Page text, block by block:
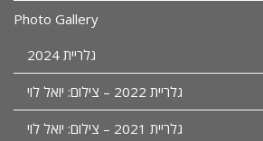
Photo Gallery
גלריית 2024
גלריית 2022 – צילום: יואל לוי
גלריית 2021 – צילום: יואל לוי